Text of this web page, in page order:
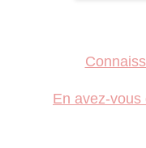
En avez-